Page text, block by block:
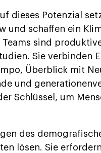
dieses Potenzial
und schaffen ein
sind
Sie verbinden
Überblick mit
und
Schlüssel, um
des
lösen. Sie